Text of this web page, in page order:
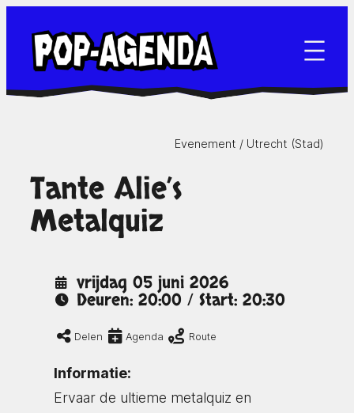
naar
inhoud
Evenement / Utrecht (Stad)
Tante Alie’s
Metalquiz
vrijdag 05 juni 2026
Deuren: 20:00 / Start: 20:30
Delen Agenda Route
Informatie:
Ervaar de ultieme metalquiz en